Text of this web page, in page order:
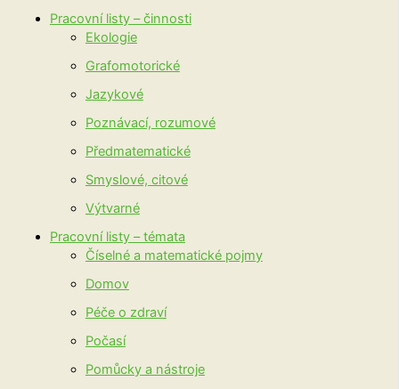
Pracovní listy – činnosti
Ekologie
Grafomotorické
Jazykové
Poznávací, rozumové
Předmatematické
Smyslové, citové
Výtvarné
Pracovní listy – témata
Číselné a matematické pojmy
Domov
Péče o zdraví
Počasí
Pomůcky a nástroje